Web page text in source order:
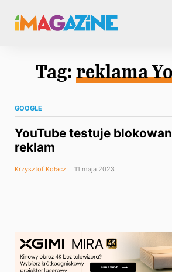
Tag: reklama
GOOGLE
YouTube testuje
reklam
Krzysztof Kołacz 11 maja 2023